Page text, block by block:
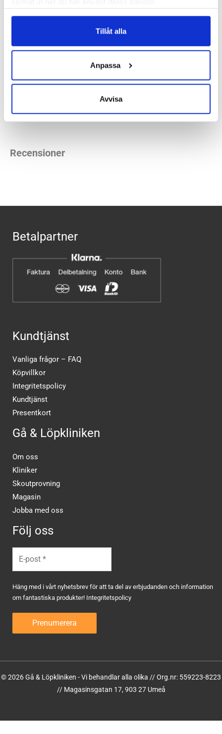
Tillåt alla
Anpassa
Avvisa
Normala, höga
Vikt:286 g
Häl ? mm – Framfot ? mm
Häl-tå dropp:10 mm
Stockholm Hornstull,Stockholm Odengatan
Stockholm Storgatan,Umeå,Uppsala,Östersund
Recensioner
Betalpartner
Kundtjänst
Vanliga frågor – FAQ
Köpvillkor
Integritetspolicy
Kundtjänst
Presentkort
Gå & Löpkliniken
Om oss
Kliniker
Skoutprovning
Magasin
Jobba med oss
Följ oss
Häng med i vårt nyhetsbrev för att ta del av erbjudanden och information
om fantastiska produkter! Integritetspolicy
© 2026 Gå & Löpkliniken - Vi behandlar alla olika // Org.nr: 559223-8223
// Magasinsgatan 17, 903 27 Umeå